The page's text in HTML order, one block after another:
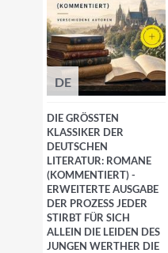
DE
DIE GRÖSSTEN K
LASSIKER DER D
EUTSCHEN L
ITERATUR: ROMANE (
KOMMENTIERT) - E
RWEITERTE AUSGABE D
ER PROZESS JEDER S
TIRBT FÜR SICH A
LLEIN DIE LEIDEN DES J
UNGEN WERTHER DIE E